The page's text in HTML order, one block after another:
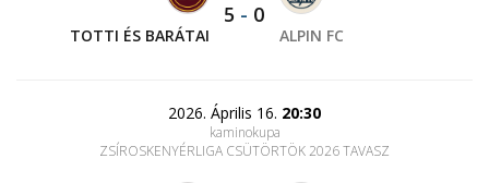
TOTTI ÉS BARÁTAI
5 - 0
ALPIN FC
2026. Április 16. 20:30
kaminokupa
ZSÍROSKENYÉRLIGA CSÜTÖRTÖK 2026 TAVASZ